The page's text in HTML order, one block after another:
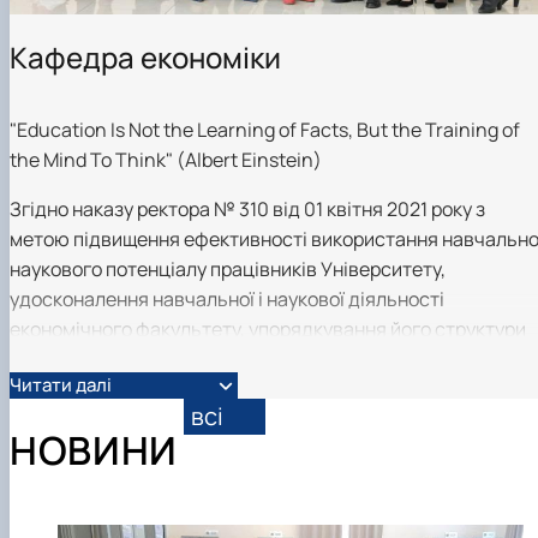
Кафедра економіки
"Education Is Not the Learning of Facts, But the Training of
the Mind To Think" (Albert Einstein)
Згідно наказу ректора № 310 від 01 квітня 2021 року з
метою підвищення ефективності використання
наукового потенціалу працівників Університету,
удосконалення навчальної і наукової діяльності
економічного факультету, упорядкування його структури
березня 2021 року (протокол № 8) створити кафедру
Економіки шляхом об`єднання кафедр Економіки
підприємства ім. проф. Романенка та Економіки праці та
Читати далі
НОВИНИ
всі